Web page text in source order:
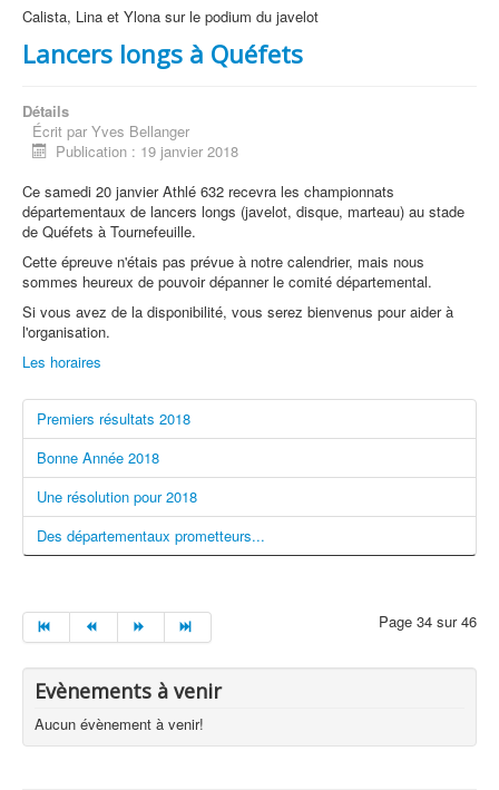
Calista, Lina et Ylona sur le podium du javelot
Lancers longs à Quéfets
Détails
Écrit par Yves Bellanger
Publication : 19 janvier 2018
Ce samedi 20 janvier Athlé 632 recevra les championnats
départementaux de lancers longs (javelot, disque, marteau) au stade
de Quéfets à Tournefeuille.
Cette épreuve n'étais pas prévue à notre calendrier, mais nous
sommes heureux de pouvoir dépanner le comité départemental.
Si vous avez de la disponibilité, vous serez bienvenus pour aider à
l'organisation.
Les horaires
Premiers résultats 2018
Bonne Année 2018
Une résolution pour 2018
Des départementaux prometteurs...
Page 34 sur 46
Evènements à venir
Aucun évènement à venir!